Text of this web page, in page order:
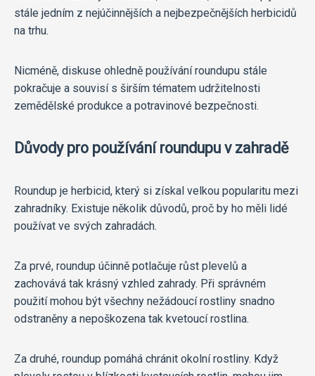
stále jedním z nejúčinnějších a nejbezpečnějších herbicidů
na trhu.
Nicméně, diskuse ohledně používání roundupu stále
pokračuje a souvisí s širším tématem udržitelnosti
zemědělské produkce a potravinové bezpečnosti.
Důvody pro používání roundupu v zahradě
Roundup je herbicid, který si získal velkou popularitu mezi
zahradníky. Existuje několik důvodů, proč by ho měli lidé
používat ve svých zahradách.
Za prvé, roundup účinně potlačuje růst plevelů a
zachovává tak krásný vzhled zahrady. Při správném
použití mohou být všechny nežádoucí rostliny snadno
odstraněny a nepoškozena tak kvetoucí rostlina.
Za druhé, roundup pomáhá chránit okolní rostliny. Když